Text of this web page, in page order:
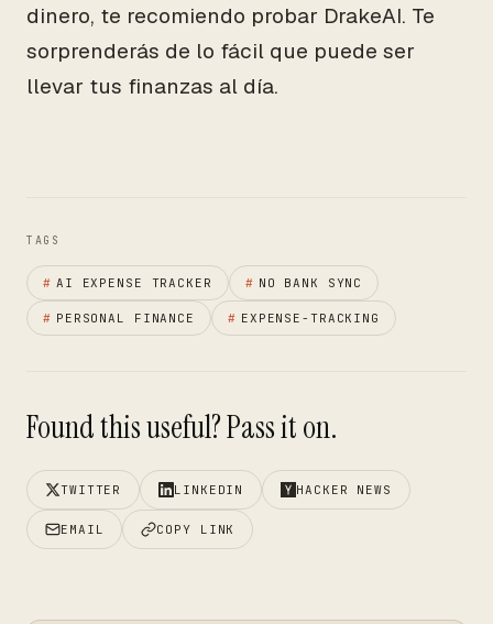
dinero, te recomiendo probar DrakeAI. Te
sorprenderás de lo fácil que puede ser
llevar tus finanzas al día.
TAGS
# AI EXPENSE TRACKER # NO BANK SYNC
# PERSONAL FINANCE # EXPENSE-TRACKING
Found this useful? Pass it on.
TWITTER LINKEDIN HACKER NEWS
EMAIL COPY LINK